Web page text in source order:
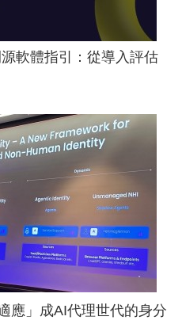
軟體指引：從導入評估
應」成AI代理世代的身分